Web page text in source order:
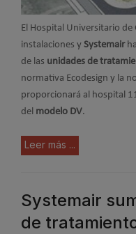
El Hospital Universitario
instalaciones y Systemair
de las unidades de
normativa Ecodesign y la
proporcionará al hospital
del modelo DV.
Leer más ...
Systemair
de